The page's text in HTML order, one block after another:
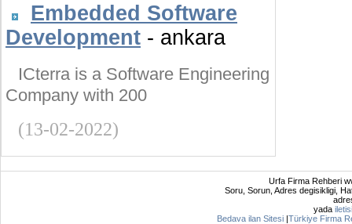
Embedded Software
Development - ankara
ICterra is a Software Engineering
Company with 200
(13-02-2022)
Urfa Firma Rehberi
Soru, Sorun, Adres degisikligi,
yada
Bedava ilan Sitesi |Türkiye Firma